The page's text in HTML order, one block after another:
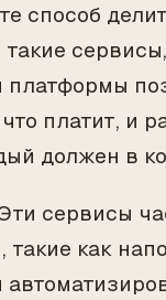
способ
такие
платформы
платит, и
должен в
сервисы
такие как